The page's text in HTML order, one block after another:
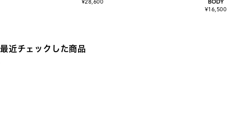
¥28,600
BODY
¥16,500
最近チェックした商品